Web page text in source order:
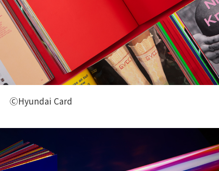
ⒸHyundai Card